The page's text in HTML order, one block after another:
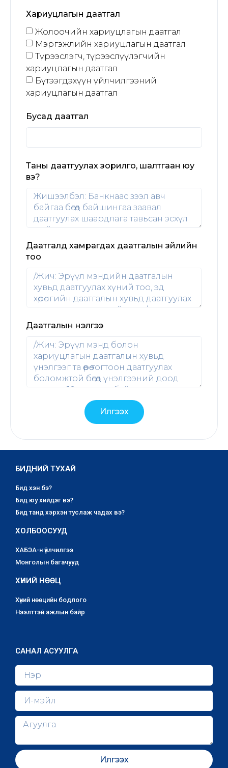
Хариуцлагын даатгал
Жолоочийн хариуцлагын даатгал
Мэргэжлийн хариуцлагын даатгал
Түрээслэгч, түрээслүүлэгчийн
хариуцлагын даатгал
Бүтээгдэхүүн үйлчилгээний
хариуцлагын даатгал
Бусад даатгал
Таны даатгуулах зорилго, шалтгаан юу
вэ?
Даатгалд хамрагдах даатгалын зүйлийн
тоо
Даатгалын үнэлгээ
Илгээх
БИДНИЙ ТУХАЙ
Бид хэн бэ?
Бид юу хийдэг вэ?
Бид танд хэрхэн туслаж чадах вэ?
ХОЛБООСУУД
ХАБЭА-н үйлчилгээ
Монголын багачууд
ХҮНИЙ НӨӨЦ
Хүний нөөцийн бодлого
Нээлттэй ажлын байр
САНАЛ АСУУЛГА
Илгээх